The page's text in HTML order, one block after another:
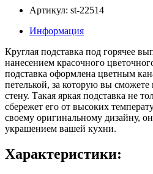
Артикул: st-22514
Информация
Круглая подставка под горячее
нанесением красочного
подставка оформлена цветным
петелькой, за которую вы сможете
стену. Такая яркая подставка не
сбережет его от высоких
своему оригинальному дизайну,
украшением вашей кухни.
Характеристики: